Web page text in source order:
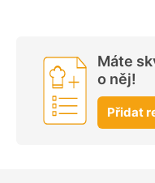
Máte
o něj!
Přidat